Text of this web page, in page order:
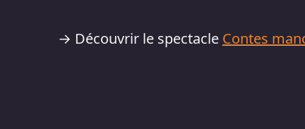
→ Découvrir le spectacle Contes